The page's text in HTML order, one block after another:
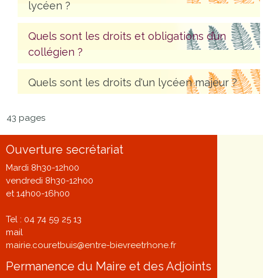
lycéen ?
Quels sont les droits et obligations d’un
collégien ?
Quels sont les droits d'un lycéen majeur ?
43 pages
Ouverture secrétariat
Mardi 8h30-12h00
vendredi 8h30-12h00
et 14h00-16h00
Tel : 04 74 59 25 13
mail
mairie.couretbuis@entre-bievreetrhone.fr
Permanence du Maire et des Adjoints